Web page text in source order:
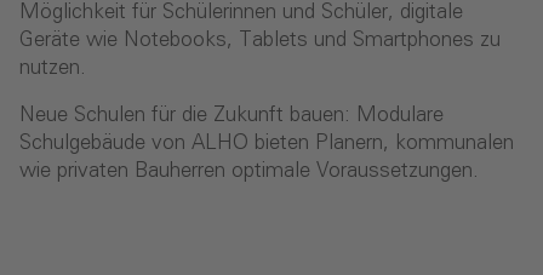
Möglichkeit für Schülerinnen und Schüler, digitale
Geräte wie Notebooks, Tablets und Smartphones zu
nutzen.
Neue Schulen für die Zukunft bauen: Modulare
Schulgebäude von ALHO bieten Planern, kommunalen
wie privaten Bauherren optimale Voraussetzungen.